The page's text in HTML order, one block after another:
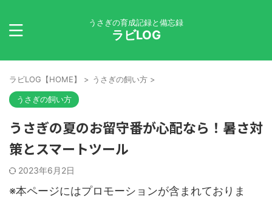
うさぎの育成記録と備忘録
ラビLOG
ラビLOG【HOME】 > うさぎの飼い方 >
うさぎの飼い方
うさぎの夏のお留守番が心配なら！暑さ対
策とスマートツール
2023年6月2日
※本ページにはプロモーションが含まれておりま